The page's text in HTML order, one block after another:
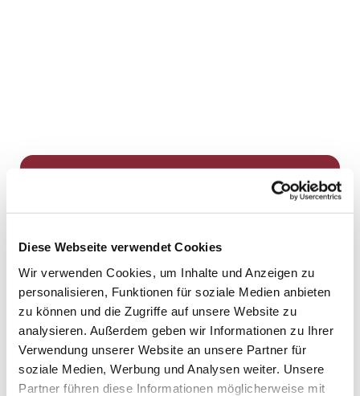
Diese Webseite verwendet Cookies
Wir verwenden Cookies, um Inhalte und Anzeigen zu
personalisieren, Funktionen für soziale Medien anbieten
zu können und die Zugriffe auf unsere Website zu
analysieren. Außerdem geben wir Informationen zu Ihrer
Verwendung unserer Website an unsere Partner für
soziale Medien, Werbung und Analysen weiter. Unsere
Partner führen diese Informationen möglicherweise mit
Dies könnte Sie auch